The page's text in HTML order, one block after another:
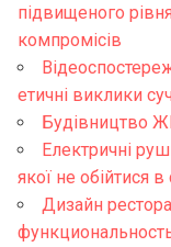
підвищеного
компромісів
етичні виклики
Будівництво
Електричні
якої не обійтися
Дизайн